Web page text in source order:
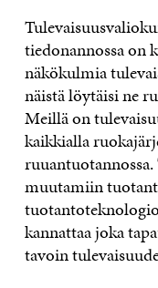
tiedonannossa on
näkökulmia
näistä löytäisi ne
Meillä on
kaikkialla
muutamiin
kannattaa joka
tavoin